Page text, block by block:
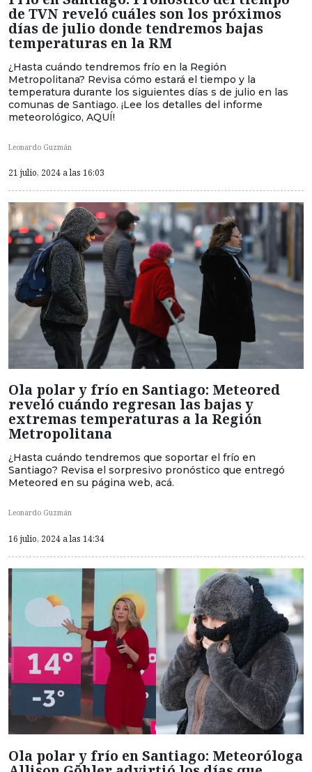
de TVN reveló cuáles son los próximos
días de julio donde tendremos bajas
temperaturas en la RM
¿Hasta cuándo tendremos frío en la Región
Metropolitana? Revisa cómo estará el tiempo y la
temperatura durante los siguientes días s de julio en las
comunas de Santiago. ¡Lee los detalles del informe
meteorológico, AQUÍ!
Leonardo Guzmán
21 julio, 2024 a las 16:03
Ola polar y frío en Santiago: Meteored
reveló cuándo regresan las bajas y
extremas temperaturas a la Región
Metropolitana
¿Hasta cuándo tendremos que soportar el frío en
Santiago? Revisa el sorpresivo pronóstico que entregó
Meteored en su página web, acá.
Leonardo Guzmán
16 julio, 2024 a las 14:34
Ola polar y frío en Santiago: Meteoróloga